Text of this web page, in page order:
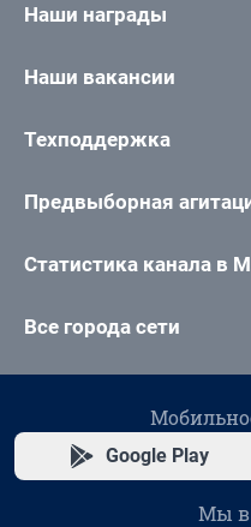
Наши награды
Наши вакансии
Техподдержка
Предвыборная
Статистика канала в
Все города сети
Google Play
Мы в